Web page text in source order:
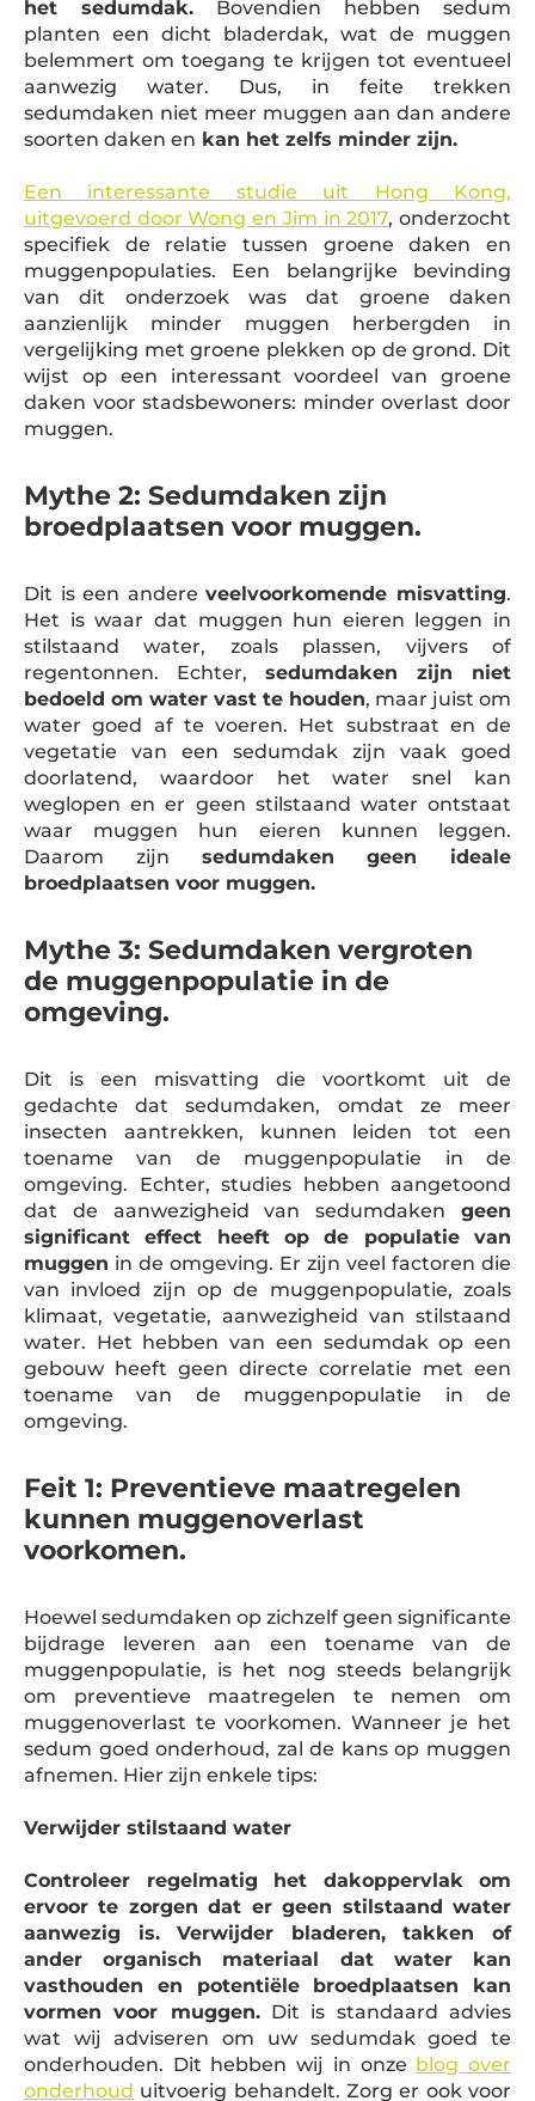
het sedumdak. Bovendien hebben sedum
planten een dicht bladerdak, wat de muggen
belemmert om toegang te krijgen tot eventueel
aanwezig water. Dus, in feite trekken
sedumdaken niet meer muggen aan dan andere
soorten daken en kan het zelfs minder zijn.
Een interessante studie uit Hong Kong,
uitgevoerd door Wong en Jim in 2017, onderzocht
specifiek de relatie tussen groene daken en
muggenpopulaties. Een belangrijke bevinding
van dit onderzoek was dat groene daken
aanzienlijk minder muggen herbergden in
vergelijking met groene plekken op de grond. Dit
wijst op een interessant voordeel van groene
daken voor stadsbewoners: minder overlast door
muggen.
Mythe 2: Sedumdaken zijn
broedplaatsen voor muggen.
Dit is een andereveelvoorkomende misvatting.
Het is waar dat muggen hun eieren leggen in
stilstaand water, zoals plassen, vijvers of
regentonnen. Echter, sedumdaken zijn niet
bedoeld om water vast te houden, maar juist om
water goed af te voeren. Het substraat en de
vegetatie van een sedumdak zijn vaak goed
doorlatend, waardoor het water snel kan
weglopen en er geen stilstaand water ontstaat
waar muggen hun eieren kunnen leggen.
Daarom zijn sedumdaken geen ideale
broedplaatsen voor muggen.
Mythe 3: Sedumdaken vergroten
de muggenpopulatie in de
omgeving.
Dit is een misvatting die voortkomt uit de
gedachte dat sedumdaken, omdat ze meer
insecten aantrekken, kunnen leiden tot een
toename van de muggenpopulatie in de
omgeving. Echter, studies hebben aangetoond
dat de aanwezigheid van sedumdaken geen
significant effect heeft op de populatie van
muggen in de omgeving. Er zijn veel factoren die
van invloed zijn op de muggenpopulatie, zoals
klimaat, vegetatie, aanwezigheid van stilstaand
water. Het hebben van een sedumdak op een
gebouw heeft geen directe correlatie met een
toename van de muggenpopulatie in de
omgeving.
Feit 1: Preventieve maatregelen
kunnen muggenoverlast
voorkomen.
Hoewel sedumdaken op zichzelf geen significante
bijdrage leveren aan een toename van de
muggenpopulatie, is het nog steeds belangrijk
om preventieve maatregelen te nemen om
muggenoverlast te voorkomen. Wanneer je het
sedum goed onderhoud, zal de kans op muggen
afnemen. Hier zijn enkele tips:
Verwijder stilstaand water
Controleer regelmatig het dakoppervlak om
ervoor te zorgen dat er geen stilstaand water
aanwezig is. Verwijder bladeren, takken of
ander organisch materiaal dat water kan
vasthouden en potentiële broedplaatsen kan
vormen voor muggen.Dit is standaard advies
wat wij adviseren om uw sedumdak goed te
onderhouden. Dit hebben wij in onze blog over
onderhoud uitvoerig behandelt. Zorg er ook voor